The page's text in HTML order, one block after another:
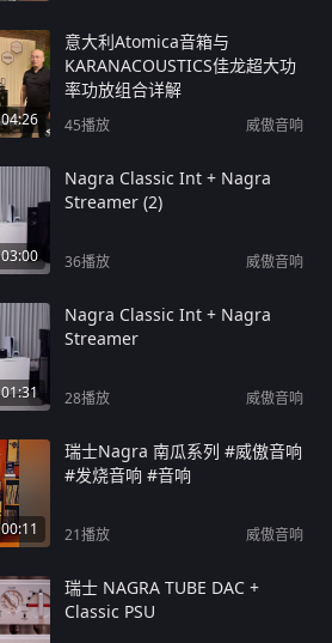
04:26
意大利Atomica音箱与
KARANACOUSTICS佳龙超大功
率功放组合详解
45播放 威傲音响
03:00
Nagra Classic Int + Nagra
Streamer (2)
36播放 威傲音响
01:31
Nagra Classic Int + Nagra
Streamer
28播放 威傲音响
00:11
瑞士Nagra 南瓜系列 #威傲音响
#发烧音响 #音响
21播放 威傲音响
瑞士 NAGRA TUBE DAC +
Classic PSU